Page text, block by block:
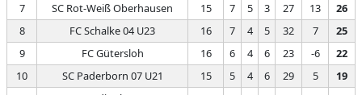
7
SC Rot-Weiß Oberhausen 15 7 5 3 27 13
26
8
FC Schalke 04 U23 16 7 4 5 32 7
25
9
FC Gütersloh 16 6 4 6 23 -6
22
10
SC Paderborn 07 U21 15 5 4 6 29 5
19